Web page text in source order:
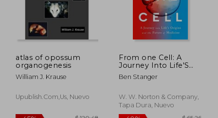
40%
dcto.
45%
dcto. $
atlas of opossum
organogenesis
William J. Krause
Upublish.com,us, Nuevo
From one Cell: A
Journey Into Life'S
Origins and the
Future of Medicine
Ben Stanger
W. W. Norton & Company,
Tapa Dura, Nuevo